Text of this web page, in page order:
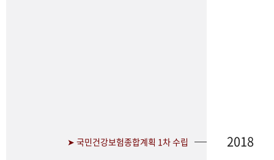
➤ 국민건강보험종합계획 1차 수립 2018